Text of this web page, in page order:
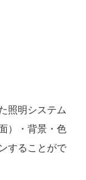
照明システム
）・背景・色
することがで